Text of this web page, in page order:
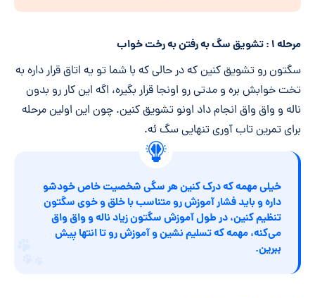
مرحله ۱ : تشویق سگ به رفتن به رخت خواب
سگتون رو تشویق کنین که در حالی که با شما تو یه اتاق قرار داره به
تخت خوابش بره و مدتی رو اونجا قرار بگیره، اگه این کار رو بدون
ناله و واق واق انجام داد اونو تشویق کنین. چون این اولین مرحله
برای تمرین تاب آوری تنهایی سگ ئه.
خیلی مهمه که درک کنین هر سگی شخصیت خاص خودشو
داره و باید فشار آموزش رو متناسب با خلق و خوی سگتون
تنظیم کنین، در طول آموزش سگتون زیاد ناله و واق واق
می‌کنه، مهمه که تسلیم نشین و آموزش رو تا انتها پیش
ببرین.